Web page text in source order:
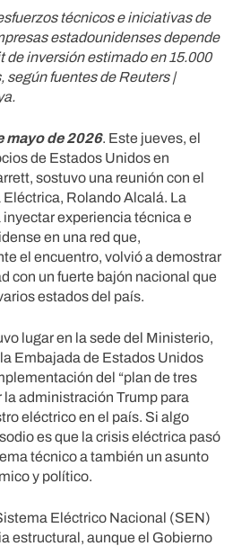
técnicos e iniciativas de
estadounidenses depende
de inversión estimado en 15.000
según fuentes de Reuters |
mayo de 2026. Este jueves, el
de Estados Unidos en
sostuvo una reunión con el
Rolando Alcalá. La
experiencia técnica e
en una red que,
el encuentro, volvió a demostrar
con un fuerte bajón nacional que
estados del país.
lugar en la sede del Ministerio,
Embajada de Estados Unidos
del “plan de tres
la administración Trump para
eléctrico en el país. Si algo
es que la crisis eléctrica pasó
técnico a también un asunto
y político.
Eléctrico Nacional (SEN)
estructural, aunque el Gobierno